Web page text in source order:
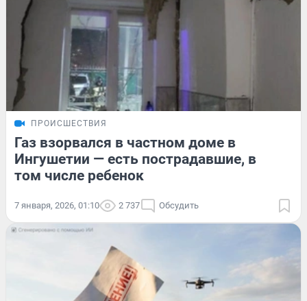
ПРОИСШЕСТВИЯ
Газ взорвался в частном доме в
Ингушетии — есть пострадавшие, в
том числе ребенок
7 января, 2026, 01:10 2 737 Обсудить